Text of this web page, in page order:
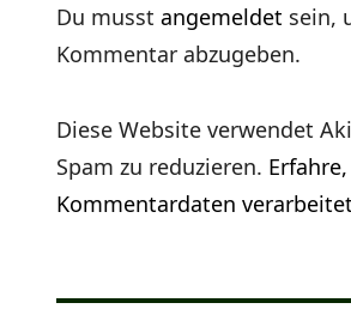
Du musstangemeldet sein,
Kommentar abzugeben.
Diese Website verwendet
Spam zu reduzieren.
Kommentardaten